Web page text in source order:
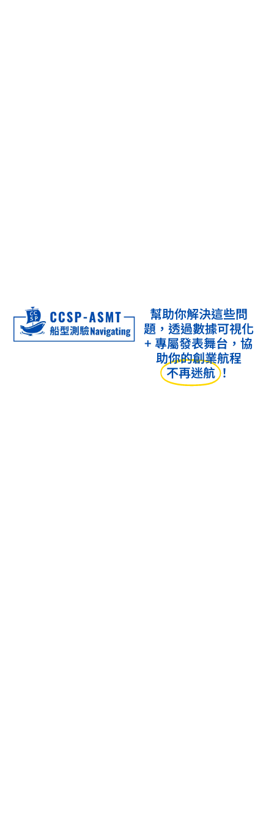
幫助你解決這些問
題，透過數據可視化
+ 專屬發表舞台，協
助你的創業航程
不再迷航！